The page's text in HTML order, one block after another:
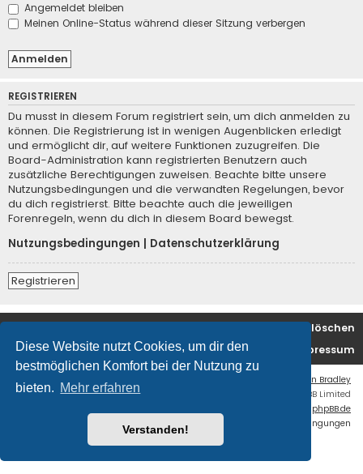
Diese Website nutzt Cookies, um dir den
bestmöglichen Komfort bei der Nutzung zu
bieten. Mehr erfahren
Verstanden!
Angemeldet bleiben
Meinen Online-Status während dieser Sitzung verbergen
REGISTRIEREN
Du musst in diesem Forum registriert sein, um dich anmelden zu
können. Die Registrierung ist in wenigen Augenblicken erledigt
und ermöglicht dir, auf weitere Funktionen zuzugreifen. Die
Board-Administration kann registrierten Benutzern auch
zusätzliche Berechtigungen zuweisen. Beachte bitte unsere
Nutzungsbedingungen und die verwandten Regelungen, bevor
du dich registrierst. Bitte beachte auch die jeweiligen
Forenregeln, wenn du dich in diesem Board bewegst.
Nutzungsbedingungen
Datenschutzerklärung
Registrieren
Alle Cookies löschen
Kontakt/Impressum
Ian Bradley
Powered by
® Forum Software © phpBB Limited
phpBB.de
Nutzungsbedingungen